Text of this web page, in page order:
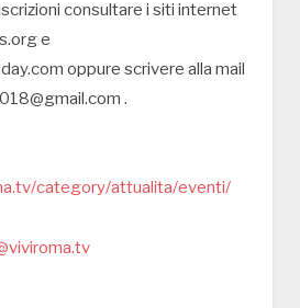
consultare i siti internet
e
oppure scrivere alla mail
.
category/attualita/eventi/